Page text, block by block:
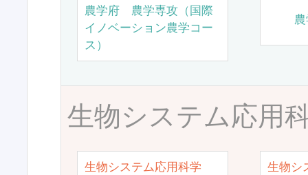
農学府 農学専攻（国際
イノベーション農学コー
ス）
生物システム応用
生物システム応用科学
生物シ